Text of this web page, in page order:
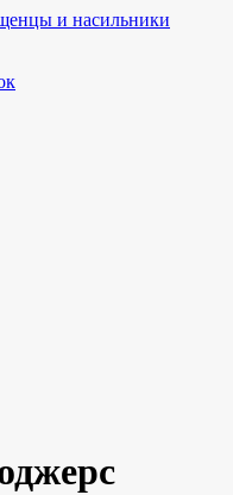
и насильники